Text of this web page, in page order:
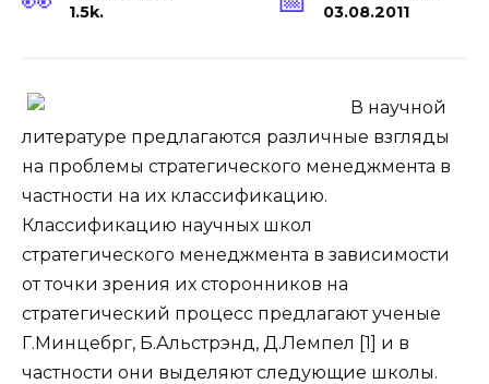
1.5k. 03.08.2011
В научной
литературе предлагаются различные взгляды
на проблемы стратегического менеджмента в
частности на их классификацию.
Классификацию научных школ
стратегического менеджмента в зависимости
от точки зрения их сторонников на
стратегический процесс предлагают ученые
Г.Минцебрг, Б.Альстрэнд, Д.Лемпел [1] и в
частности они выделяют следующие школы.